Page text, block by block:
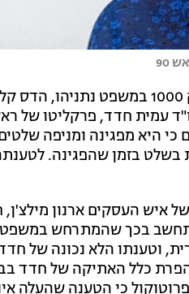
90
עדת התביעה המרכזית בתיק 1000
עמית חדד, פרקליטו של
היא מפגינה ומניפה
בזמן שהפגינה.
איש העסקים ארנון
בכך שהמתרחש
וטענתו הלא נכונה של
כלל האתיקה של חדד
כי הטענה שהעלה